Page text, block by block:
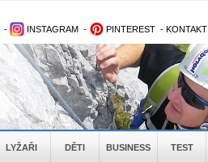
- INSTAGRAM - PINTEREST - KONTAKT
LYŽAŘI DĚTI BUSINESS TEST